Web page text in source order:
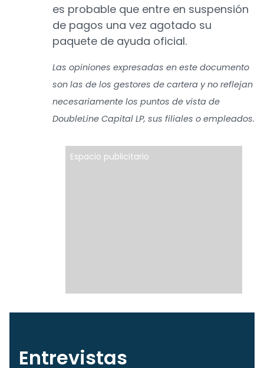
es probable que entre en suspensión
de pagos una vez agotado su
paquete de ayuda oficial.
Las opiniones expresadas en este documento
son las de los gestores de cartera y no reflejan
necesariamente los puntos de vista de
DoubleLine Capital LP, sus filiales o empleados.
Espacio publicitario
Entrevistas